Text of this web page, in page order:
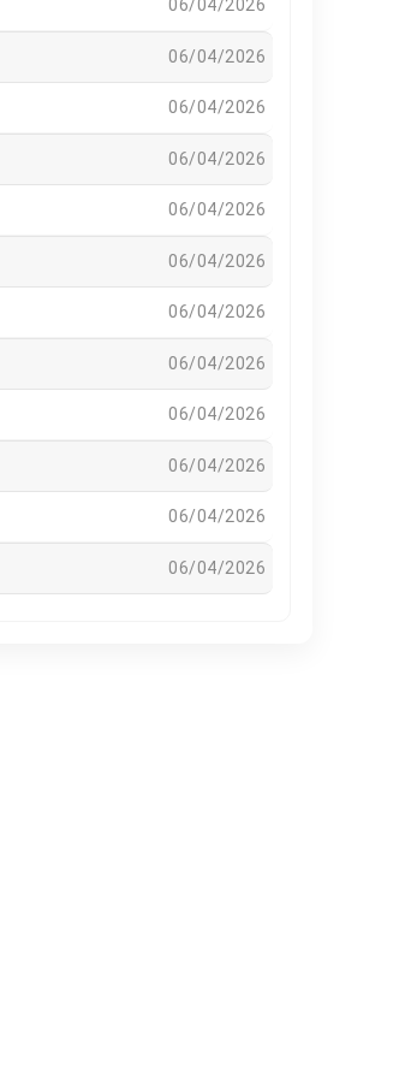
06/04/2026
06/04/2026
06/04/2026
06/04/2026
06/04/2026
06/04/2026
06/04/2026
06/04/2026
06/04/2026
06/04/2026
06/04/2026
06/04/2026